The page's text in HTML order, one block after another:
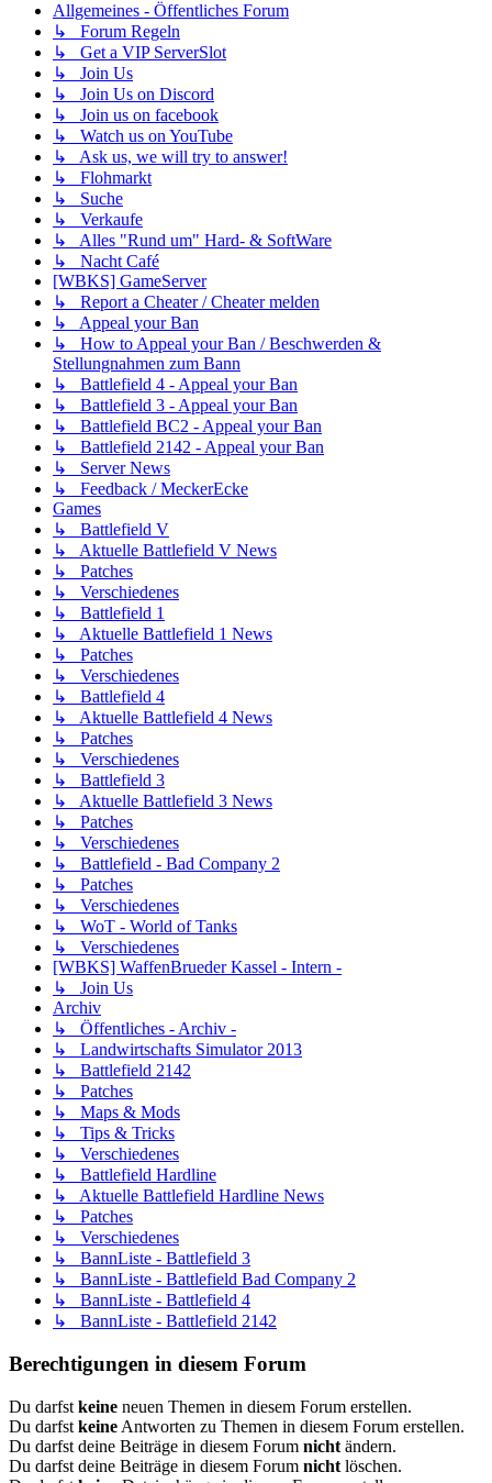
Allgemeines - Öffentliches Forum
↳ Forum Regeln
↳ Get a VIP ServerSlot
↳ Join Us
↳ Join Us on Discord
↳ Join us on facebook
↳ Watch us on YouTube
↳ Ask us, we will try to answer!
↳ Flohmarkt
↳ Suche
↳ Verkaufe
↳ Alles "Rund um" Hard- & SoftWare
↳ Nacht Café
[WBKS] GameServer
↳ Report a Cheater / Cheater melden
↳ Appeal your Ban
↳ How to Appeal your Ban / Beschwerden &
Stellungnahmen zum Bann
↳ Battlefield 4 - Appeal your Ban
↳ Battlefield 3 - Appeal your Ban
↳ Battlefield BC2 - Appeal your Ban
↳ Battlefield 2142 - Appeal your Ban
↳ Server News
↳ Feedback / MeckerEcke
Games
↳ Battlefield V
↳ Aktuelle Battlefield V News
↳ Patches
↳ Verschiedenes
↳ Battlefield 1
↳ Aktuelle Battlefield 1 News
↳ Patches
↳ Verschiedenes
↳ Battlefield 4
↳ Aktuelle Battlefield 4 News
↳ Patches
↳ Verschiedenes
↳ Battlefield 3
↳ Aktuelle Battlefield 3 News
↳ Patches
↳ Verschiedenes
↳ Battlefield - Bad Company 2
↳ Patches
↳ Verschiedenes
↳ WoT - World of Tanks
↳ Verschiedenes
[WBKS] WaffenBrueder Kassel - Intern -
↳ Join Us
Archiv
↳ Öffentliches - Archiv -
↳ Landwirtschafts Simulator 2013
↳ Battlefield 2142
↳ Patches
↳ Maps & Mods
↳ Tips & Tricks
↳ Verschiedenes
↳ Battlefield Hardline
↳ Aktuelle Battlefield Hardline News
↳ Patches
↳ Verschiedenes
↳ BannListe - Battlefield 3
↳ BannListe - Battlefield Bad Company 2
↳ BannListe - Battlefield 4
↳ BannListe - Battlefield 2142
Berechtigungen in diesem Forum
Du darfst keine neuen Themen in diesem Forum erstellen.
Du darfst keine Antworten zu Themen in diesem Forum erstellen.
Du darfst deine Beiträge in diesem Forum nicht ändern.
Du darfst deine Beiträge in diesem Forum nicht löschen.